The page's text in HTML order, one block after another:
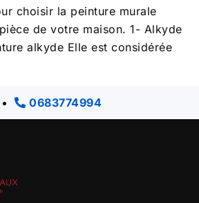
choisir la peinture murale
de votre maison. 1- Alkyde
alkyde Elle est considérée
0683774994